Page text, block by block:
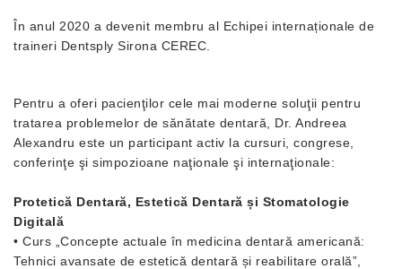
În anul 2020 a devenit membru al Echipei internaționale de
traineri Dentsply Sirona CEREC.
Pentru a oferi pacienţilor cele mai moderne soluţii pentru
tratarea problemelor de sănătate dentară, Dr. Andreea
Alexandru este un participant activ la cursuri, congrese,
conferinţe şi simpozioane naţionale şi internaţionale:
Protetică Dentară, Estetică Dentară și Stomatologie
Digitală
• Curs „Concepte actuale în medicina dentară americană:
Tehnici avansate de estetică dentară și reabilitare orală”,